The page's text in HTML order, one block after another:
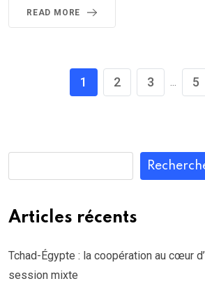
READ MORE
1 2 3 5
Articles récents
Tchad-Égypte : la coopération au cœur
session mixte